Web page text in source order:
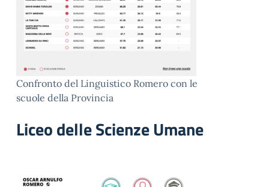
Confronto del Linguistico Romero con le
scuole della Provincia
Liceo delle Scienze Umane